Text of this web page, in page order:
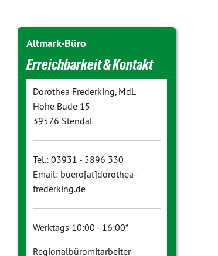
Altmark-Büro
Erreichbarkeit & Kontakt
Dorothea Frederking, MdL
Hohe Bude 15
39576 Stendal
Tel.: 03931 - 5896 330
Email: buero[at]dorothea-
frederking.de
Werktags 10:00 - 16:00*
Regionalbüromitarbeiter